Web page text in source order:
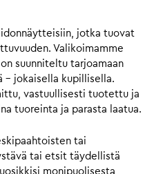
jotka tuovat
Valikoimamme
suunniteltu tarjoamaan
– jokaisella kupillisella.
vastuullisesti tuotettu ja
tuoreinta ja parasta laatua.
tai
tai etsit täydellistä
monipuolisesta